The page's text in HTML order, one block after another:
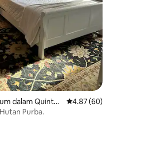
5, 40 ulasan
dalam Quinte
Penarafan purata
4.87 (60)
Purba.